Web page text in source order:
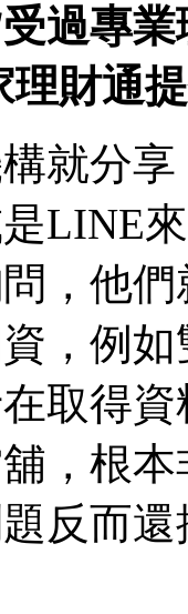
過專
理財通
就分
LINE
，他
，例
取得
，根
反而